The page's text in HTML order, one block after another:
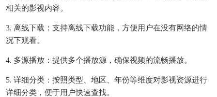
相关的影视内容。
3. 离线下载：支持离线下载功能，方便用户在没有网络的情
况下观看。
4. 多源播放：提供多个播放源，确保视频的流畅播放。
5. 详细分类：按照类型、地区、年份等维度对影视资源进行
详细分类，便于用户快速查找。